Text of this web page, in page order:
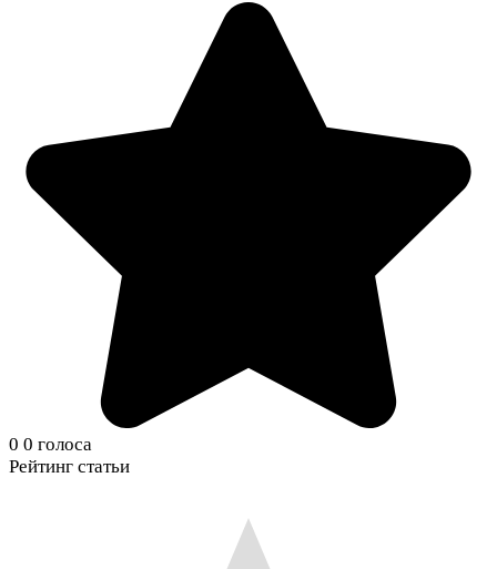
0 0 голоса
Рейтинг статьи